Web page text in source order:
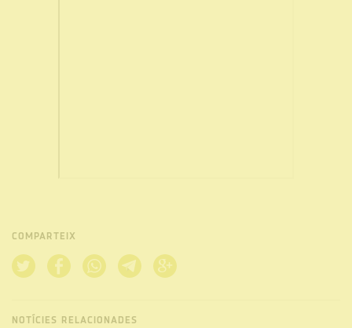
COMPARTEIX
NOTÍCIES RELACIONADES